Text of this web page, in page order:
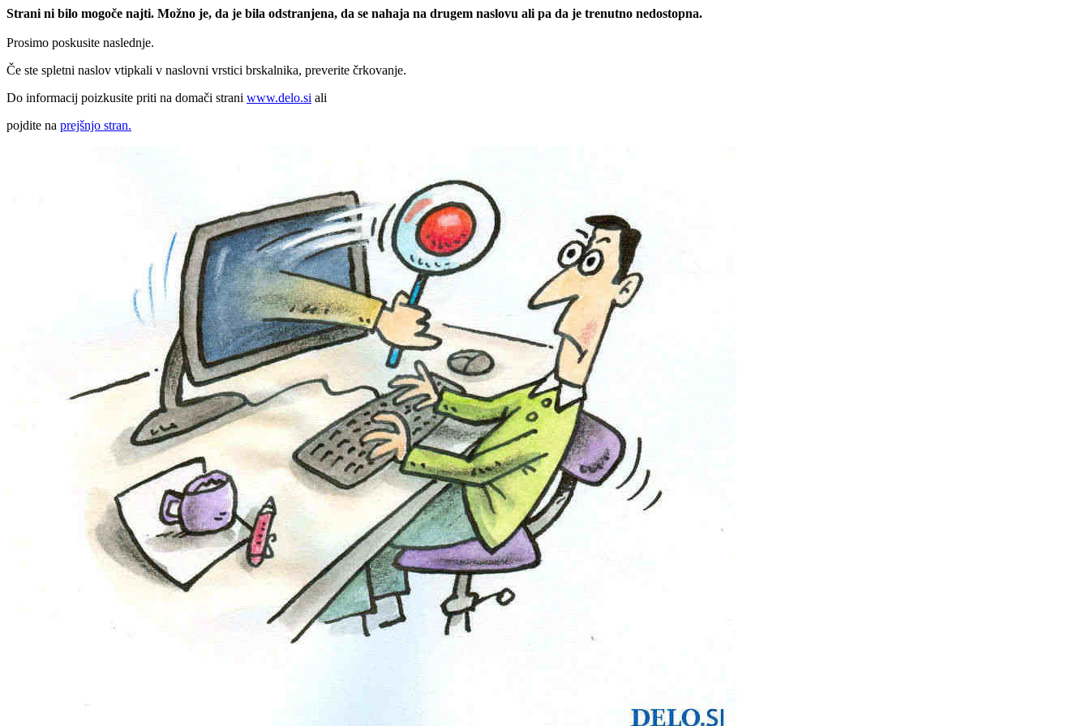
Strani ni bilo mogoče najti. Možno je, da je bila odstranjena, da se nahaja na drugem naslovu ali pa da je trenutno nedostopna.
Prosimo poskusite naslednje.
Če ste spletni naslov vtipkali v naslovni vrstici brskalnika, preverite črkovanje.
Do informacij poizkusite priti na domači strani www.delo.si ali
pojdite na prejšnjo stran.